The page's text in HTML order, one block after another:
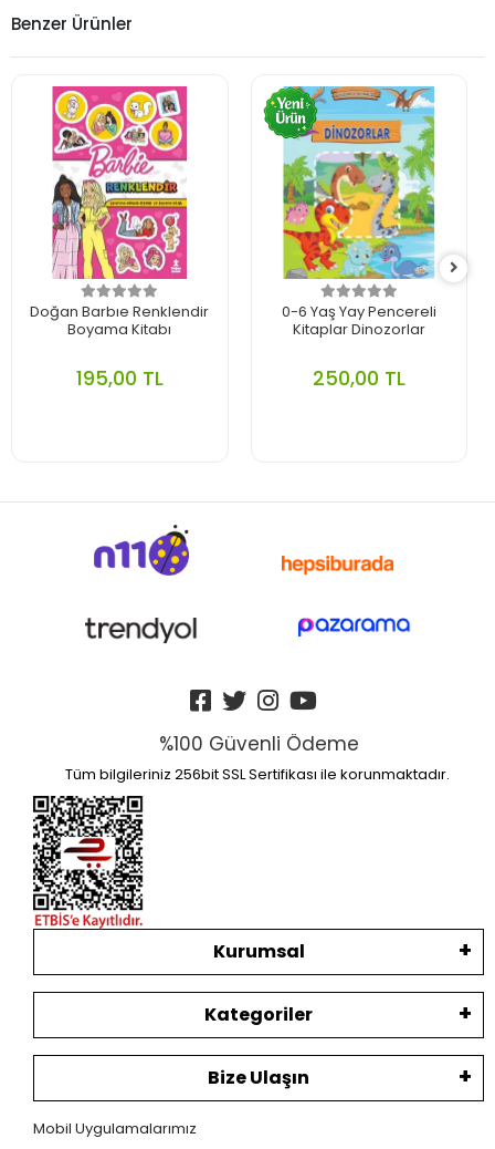
Benzer Ürünler
Doğan Barbıe Renklendir
Boyama Kitabı
195,00 TL
0-6 Yaş Yay Pencereli
Kitaplar Dinozorlar
250,00 TL
%100 Güvenli Ödeme
Tüm bilgileriniz 256bit SSL Sertifikası ile korunmaktadır.
Kurumsal
Kategoriler
Bize Ulaşın
Mobil Uygulamalarımız